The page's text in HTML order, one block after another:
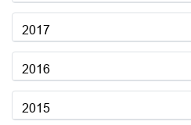
2017
2016
2015